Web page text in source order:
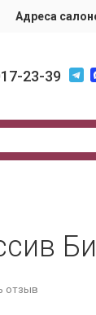
Адреса
23-39
отзыв